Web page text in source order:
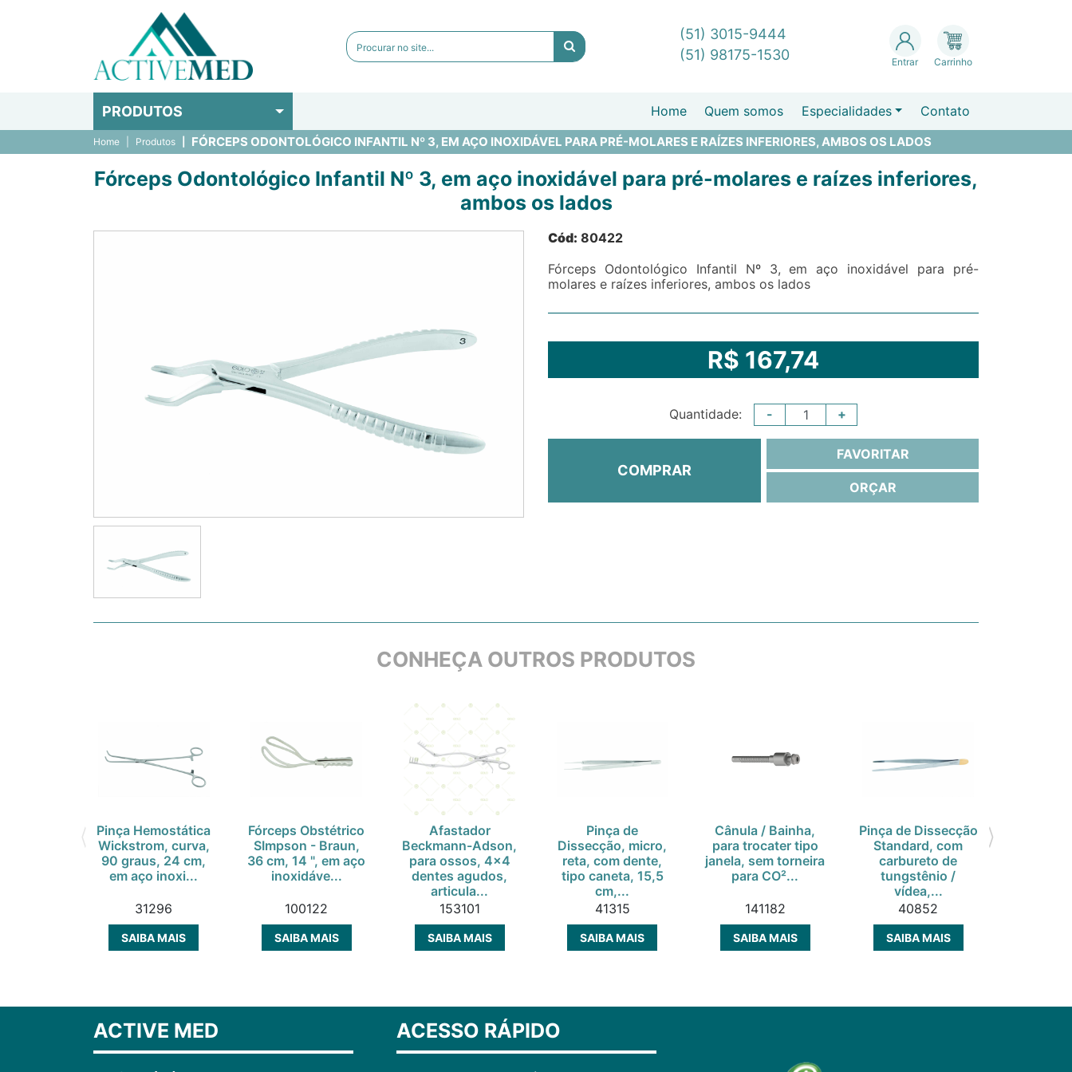
(51) 3015-9444
(51) 98175-1530
Entrar Carrinho
PRODUTOS Home Quem somos Especialidades Contato
Home Produtos FÓRCEPS ODONTOLÓGICO INFANTIL Nº 3, EM AÇO INOXIDÁVEL PARA PRÉ-MOLARES E RAÍZES INFERIORES, AMBOS OS LADOS
Fórceps Odontológico Infantil Nº 3, em aço inoxidável para pré-molares e raízes inferiores,
ambos os lados
Cód: 80422
Fórceps Odontológico Infantil Nº 3, em aço inoxidável para pré-
molares e raízes inferiores, ambos os lados
R$ 167,74
Quantidade: - +
COMPRAR
FAVORITAR
ORÇAR
CONHEÇA OUTROS PRODUTOS
Pinça Hemostática
Wickstrom, curva,
90 graus, 24 cm,
em aço inoxi...
31296
SAIBA MAIS
Fórceps Obstétrico
SImpson - Braun,
36 cm, 14 ", em aço
inoxidáve...
100122
SAIBA MAIS
Afastador
Beckmann-Adson,
para ossos, 4x4
dentes agudos,
articula...
153101
SAIBA MAIS
Pinça de
Dissecção, micro,
reta, com dente,
tipo caneta, 15,5
cm,...
41315
SAIBA MAIS
Cânula / Bainha,
para trocater tipo
janela, sem torneira
para CO²...
141182
SAIBA MAIS
Pinça de Dissecção
Standard, com
carbureto de
tungstênio /
vídea,...
40852
SAIBA MAIS
ACTIVE MED ACESSO RÁPIDO